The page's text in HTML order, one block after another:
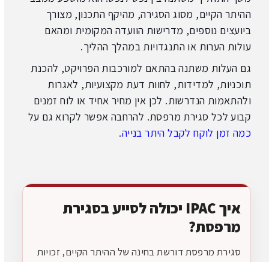
ההיתר הקיים, מסוג הסגירה, מהיקף התכנון, מצורך
ביועצים נוספים, מדרישות הוועדה המקומית ומהאם
עולות הערות או התנגדויות במהלך ההליך.
גם העלות משתנה בהתאם למורכבות הפרויקט, להכנת
תוכניות, למדידות, לחוות דעת מקצועיות, לאגרות
ולהתאמות הנדרשות. לכן אין מחיר אחיד או לוח זמנים
קבוע לכל סגירת מרפסת. להרחבה אפשר לקרוא גם על
כמה זמן לוקח לקבל היתר בנייה.
איך IPAC יכולה לסייע בסגירת
מרפסת?
סגירת מרפסת דורשת בחינה של ההיתר הקיים, זכויות